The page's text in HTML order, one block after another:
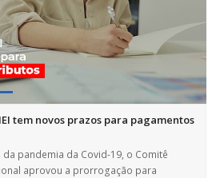
tem novos prazos para pagamentos
pandemia da Covid-19, o Comitê
aprovou a prorrogação para